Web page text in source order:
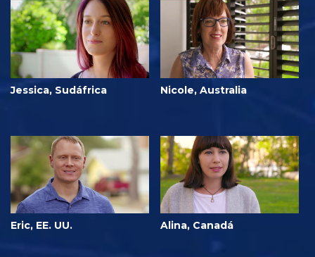
Jessica, Sudáfrica Nicole, Australia
Eric, EE. UU. Alina, Canadá